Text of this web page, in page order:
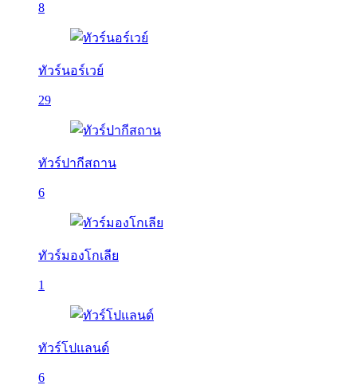
8
ทัวร์นอร์เวย์
29
ทัวร์ปากีสถาน
6
ทัวร์มองโกเลีย
1
ทัวร์โปแลนด์
6